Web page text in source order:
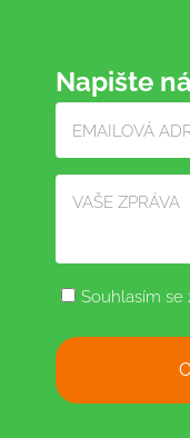
Napište
Souhlasím se